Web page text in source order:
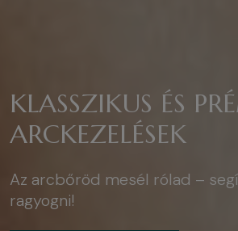
KLASSZIKUS ÉS
ARCKEZELÉSEK
Az arcbőröd mesél rólad –
ragyogni!